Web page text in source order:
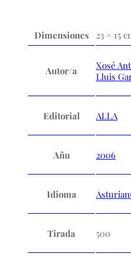
Dimensiones 23 × 15
Autor/a Xosé
Lluis
Editorial ALLA
Añu 2006
Idioma
Tirada 500